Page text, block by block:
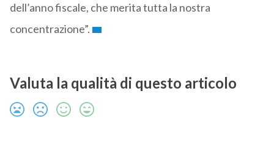
dell’anno fiscale, che merita tutta la nostra
concentrazione”.
Valuta la qualità di questo articolo